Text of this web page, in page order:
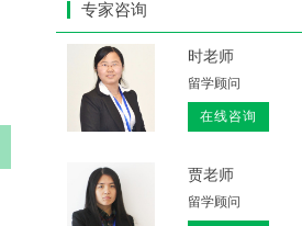
专家咨询
时老师
留学顾问
在线咨询
贾老师
留学顾问